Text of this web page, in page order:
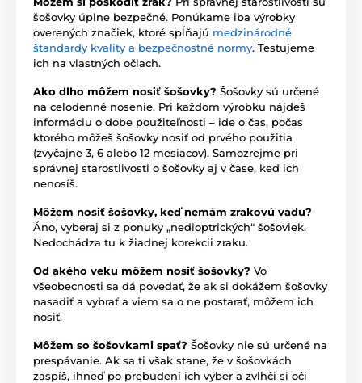
šošovky úplne bezpečné. Ponúkame iba výrobky
overených značiek, ktoré spĺňajú medzinárodné
štandardy kvality a bezpečnostné normy. Testujeme
ich na vlastných očiach.
Ako dlho môžem nosiť šošovky? Šošovky sú určené
na celodenné nosenie. Pri každom výrobku nájdeš
informáciu o dobe použiteľnosti – ide o čas, počas
ktorého môžeš šošovky nosiť od prvého použitia
(zvyčajne 3, 6 alebo 12 mesiacov). Samozrejme pri
správnej starostlivosti o šošovky aj v čase, keď ich
nenosíš.
Môžem nosiť šošovky, keď nemám zrakovú vadu?
Áno, vyberaj si z ponuky „nedioptrických“ šošoviek.
Nedochádza tu k žiadnej korekcii zraku.
Od akého veku môžem nosiť šošovky? Vo
všeobecnosti sa dá povedať, že ak si dokážem šošovky
nasadiť a vybrať a viem sa o ne postarať, môžem ich
nosiť.
Môžem so šošovkami spať? Šošovky nie sú určené na
prespávanie. Ak sa ti však stane, že v šošovkách
zaspíš, ihneď po prebudení ich vyber a zvlhči si oči